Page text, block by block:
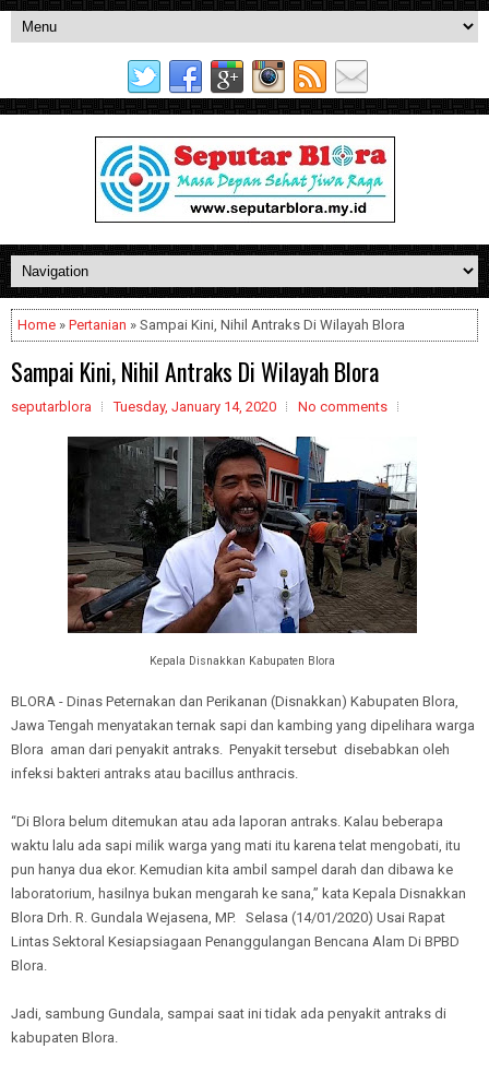
Home » Pertanian » Sampai Kini, Nihil Antraks Di Wilayah Blora
Sampai Kini, Nihil Antraks Di Wilayah Blora
seputarblora Tuesday, January 14, 2020 No comments
Kepala Disnakkan Kabupaten Blora
BLORA - Dinas Peternakan dan Perikanan (Disnakkan) Kabupaten Blora,
Jawa Tengah menyatakan ternak sapi dan kambing yang dipelihara warga
Blora aman dari penyakit antraks. Penyakit tersebut disebabkan oleh
infeksi bakteri antraks atau bacillus anthracis.
“Di Blora belum ditemukan atau ada laporan antraks. Kalau beberapa
waktu lalu ada sapi milik warga yang mati itu karena telat mengobati, itu
pun hanya dua ekor. Kemudian kita ambil sampel darah dan dibawa ke
laboratorium, hasilnya bukan mengarah ke sana,” kata Kepala Disnakkan
Blora Drh. R. Gundala Wejasena, MP. Selasa (14/01/2020) Usai Rapat
Lintas Sektoral Kesiapsiagaan Penanggulangan Bencana Alam Di BPBD
Blora.
Jadi, sambung Gundala, sampai saat ini tidak ada penyakit antraks di
kabupaten Blora.